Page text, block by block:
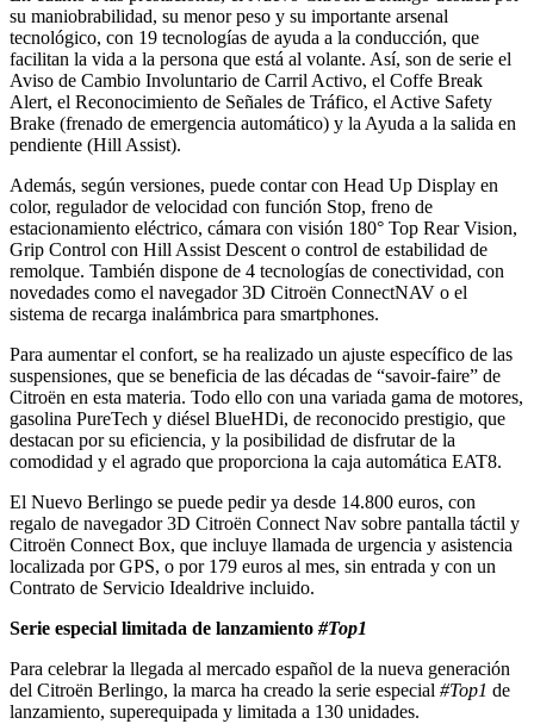
su maniobrabilidad, su menor peso y su importante arsenal
tecnológico, con 19 tecnologías de ayuda a la conducción, que
facilitan la vida a la persona que está al volante. Así, son de serie el
Aviso de Cambio Involuntario de Carril Activo, el Coffe Break
Alert, el Reconocimiento de Señales de Tráfico, el Active Safety
Brake (frenado de emergencia automático) y la Ayuda a la salida en
pendiente (Hill Assist).
Además, según versiones, puede contar con Head Up Display en
color, regulador de velocidad con función Stop, freno de
estacionamiento eléctrico, cámara con visión 180° Top Rear Vision,
Grip Control con Hill Assist Descent o control de estabilidad de
remolque. También dispone de 4 tecnologías de conectividad, con
novedades como el navegador 3D Citroën ConnectNAV o el
sistema de recarga inalámbrica para smartphones.
Para aumentar el confort, se ha realizado un ajuste específico de las
suspensiones, que se beneficia de las décadas de “savoir-faire” de
Citroën en esta materia. Todo ello con una variada gama de motores,
gasolina PureTech y diésel BlueHDi, de reconocido prestigio, que
destacan por su eficiencia, y la posibilidad de disfrutar de la
comodidad y el agrado que proporciona la caja automática EAT8.
El Nuevo Berlingo se puede pedir ya desde 14.800 euros, con
regalo de navegador 3D Citroën Connect Nav sobre pantalla táctil y
Citroën Connect Box, que incluye llamada de urgencia y asistencia
localizada por GPS, o por 179 euros al mes, sin entrada y con un
Contrato de Servicio Idealdrive incluido.
Serie especial limitada de lanzamiento #Top1
Para celebrar la llegada al mercado español de la nueva generación
del Citroën Berlingo, la marca ha creado la serie especial #Top1 de
lanzamiento, superequipada y limitada a 130 unidades.